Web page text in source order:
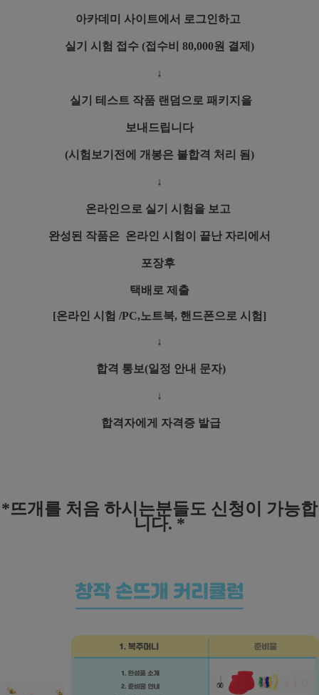
아카데미 사이트에서 로그인하고
실기 시험 접수 (접수비 80,000원 결제)
↓
실기 테스트 작품 랜덤으로 패키지을
보내드립니다
(시험보기전에 개봉은 불합격 처리 됨)
↓
온라인으로 실기 시험을 보고
완성된 작품은 온라인 시험이 끝난 자리에서
포장후
택배로 제출
[온라인 시험 /PC,노트북, 핸드폰으로 시험]
↓
합격 통보(일정 안내 문자)
↓
합격자에게 자격증 발급
*뜨개를 처음 하시는분들도 신청이 가능합
니다. *